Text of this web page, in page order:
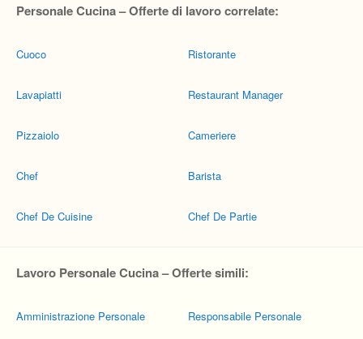
Personale Cucina – Offerte di lavoro correlate:
Cuoco
Lavapiatti
Pizzaiolo
Chef
Chef De Cuisine
Ristorante
Restaurant Manager
Cameriere
Barista
Chef De Partie
Lavoro Personale Cucina – Offerte simili:
Amministrazione Personale Responsabile Personale